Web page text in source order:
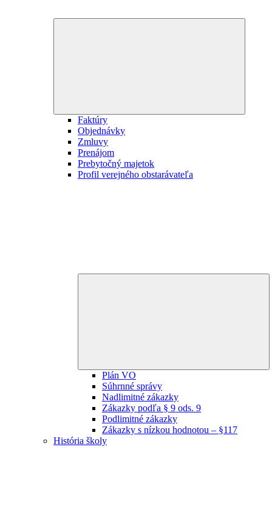
Faktúry
Objednávky
Zmluvy
Prenájom
Prebytočný majetok
Profil verejného obstarávateľa
Plán VO
Súhrnné správy
Nadlimitné zákazky
Zákazky podľa § 9 ods. 9
Podlimitné zákazky
Zákazky s nízkou hodnotou – §117
História školy